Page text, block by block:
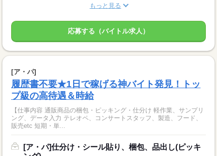
もっと見る
応募する（バイトル求人）
[ア・パ]
履歴書不要★1日で稼げる神バイト発見！トッ
プ級の高待遇＆時給
【仕事内容 通販商品の梱包・ピッキング・仕分け 軽作業、サンプリ
ング、データ入力 テレオペ、コンサートスタッフ、製造、フード、
販売etc 短期・単...
[ア・パ]仕分け・シール貼り、梱包、品出し(ピッキ